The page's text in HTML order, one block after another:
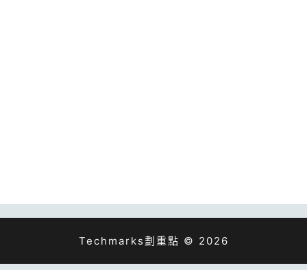
Techmarks劃重點 © 2026